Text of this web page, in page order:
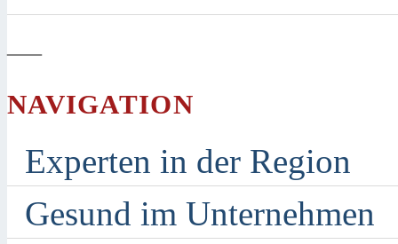
—
NAVIGATION
Experten in der Region
Gesund im Unternehmen